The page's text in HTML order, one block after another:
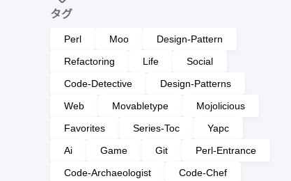
タグ
Perl Moo
Design-Pattern
Refactoring
Life
Social
Code-Detective
Design-Patterns
Web
Movabletype
Mojolicious
Favorites
Series-Toc
Yapc
Ai
Game Git
Perl-Entrance
Code-Archaeologist
Code-Chef